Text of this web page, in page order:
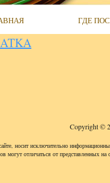
ГДЕ
Copyright ©
носит исключительно
могут отличаться от представленных